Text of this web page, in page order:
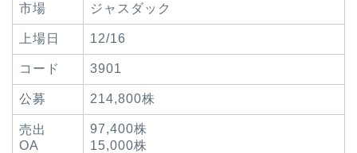
市場 ジャスダック
上場日 12/16
コード 3901
公募 214,800株
売出
OA
97,400株
15,000株